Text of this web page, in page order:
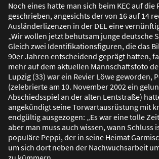
Noch eines hatte man sich beim KEC auf die
geschrieben, angesichts der von 16 auf 14
Ausländerlizenzen in der DEL eine
„Wir wollen jetzt behutsam junge deutsche
Gleich zwei Identifikationsfiguren, die das
90er Jahren entscheidend geprägt hatten,
mehr auf dem aktuellen Mannschaftsfoto
Lupzig (33) war ein Revier Löwe geworden,
(zelebrierte am 10. November 2002 ein
Abschiedsspiel an der alten Lentstraße)
angekündigt seine Torwartausrüstung mit
endgültig ausgezogen: „Es war eine tolle
aber man muss auch wissen, wann Schluss
populäre Peppi, der in seine Heimat
um sich dort neben der Nachwuchsarbeit